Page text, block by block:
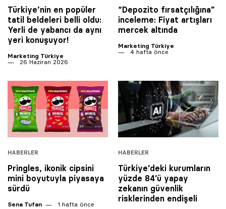
Türkiye’nin en popüler
tatil beldeleri belli oldu:
Yerli de yabancı da aynı
yeri konuşuyor!
Marketing Türkiye
26 Haziran 2026
“Depozito fırsatçılığına”
inceleme: Fiyat artışları
mercek altında
Marketing Türkiye
4 hafta önce
HABERLER
Pringles, ikonik cipsini
mini boyutuyla piyasaya
sürdü
Sena Tufan 1 hafta önce
HABERLER
Türkiye’deki kurumların
yüzde 84’ü yapay
zekanın güvenlik
risklerinden endişeli